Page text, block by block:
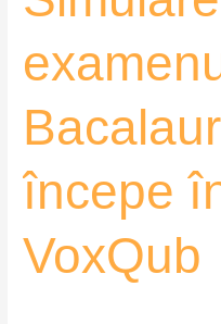
începe
VoxQub